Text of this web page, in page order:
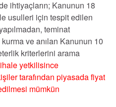
ihtiyaçların; Kanunun 18
usulleri için tespit edilen
teminat
ve anılan Kanunun 10
kriterlerini arama
ihale yetkilisince
tarafından piyasada fiyat
mümkün